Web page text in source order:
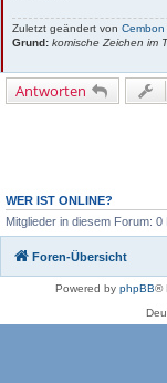
Zuletzt geändert von Cembon
Grund: komische Zeichen im
Antworten
WER IST ONLINE?
Mitglieder in diesem Forum:
Foren-Übersicht
Powered by phpBB®